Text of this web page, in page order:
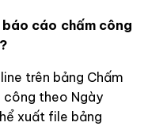
báo cáo chấm công
trên bảng Chấm
theo Ngày
xuất file bảng